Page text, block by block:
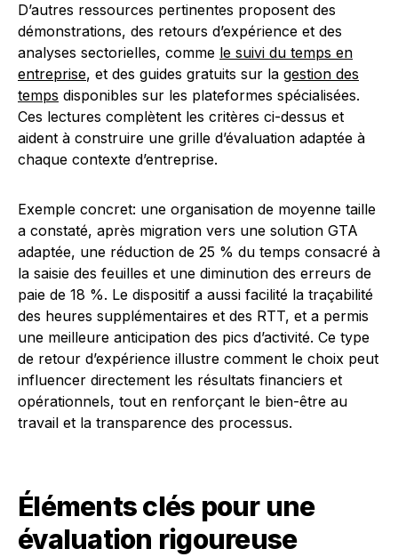
D’autres ressources pertinentes proposent des
démonstrations, des retours d’expérience et des
analyses sectorielles, comme le suivi du temps en
entreprise, et des guides gratuits sur la gestion des
temps disponibles sur les plateformes spécialisées.
Ces lectures complètent les critères ci-dessus et
aident à construire une grille d’évaluation adaptée à
chaque contexte d’entreprise.
Exemple concret: une organisation de moyenne taille
a constaté, après migration vers une solution GTA
adaptée, une réduction de 25 % du temps consacré à
la saisie des feuilles et une diminution des erreurs de
paie de 18 %. Le dispositif a aussi facilité la traçabilité
des heures supplémentaires et des RTT, et a permis
une meilleure anticipation des pics d’activité. Ce type
de retour d’expérience illustre comment le choix peut
influencer directement les résultats financiers et
opérationnels, tout en renforçant le bien-être au
travail et la transparence des processus.
Éléments clés pour une
évaluation rigoureuse